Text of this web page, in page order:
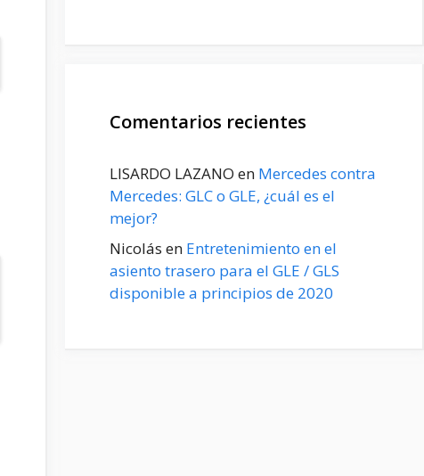
Comentarios recientes
LISARDO LAZANO en Mercedes contra
Mercedes: GLC o GLE, ¿cuál es el
mejor?
Nicolás en Entretenimiento en el
asiento trasero para el GLE / GLS
disponible a principios de 2020